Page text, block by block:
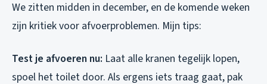
We zitten midden in december, en de komende weken
zijn kritiek voor afvoerproblemen. Mijn tips:
Test je afvoeren nu: Laat alle kranen tegelijk lopen,
spoel het toilet door. Als ergens iets traag gaat, pak